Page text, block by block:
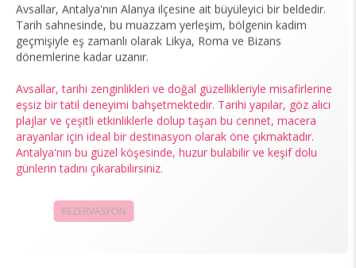
Avsallar, Antalya'nın Alanya ilçesine ait büyüleyici bir beldedir.
Tarih sahnesinde, bu muazzam yerleşim, bölgenin kadim
geçmişiyle eş zamanlı olarak Likya, Roma ve Bizans
dönemlerine kadar uzanır.
Avsallar, tarihi zenginlikleri ve doğal güzellikleriyle misafirlerine
eşsiz bir tatil deneyimi bahşetmektedir. Tarihi yapılar, göz alıcı
plajlar ve çeşitli etkinliklerle dolup taşan bu cennet, macera
arayanlar için ideal bir destinasyon olarak öne çıkmaktadır.
Antalya'nın bu güzel köşesinde, huzur bulabilir ve keşif dolu
günlerin tadını çıkarabilirsiniz.
REZERVASYON